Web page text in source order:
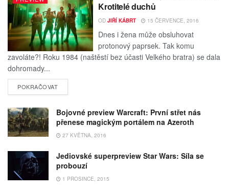
Krotitelé duchů
OD JIŘÍ KÁBRT 15 ČERVENCE, 2016
Dnes i žena může obsluhovat
protonový paprsek. Tak komu
zavoláte?! Roku 1984 (naštěstí bez účasti Velkého bratra) se dala
dohromady...
POKRAČOVAT
Bojovné preview Warcraft: První střet nás
přenese magickým portálem na Azeroth
27 KVĚTNA, 2016
Jediovské superpreview Star Wars: Síla se
probouzí
1 PROSINCE, 2015